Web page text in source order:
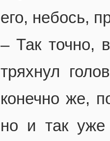
его, небось,
– Так точно,
тряхнул
конечно же,
но и так